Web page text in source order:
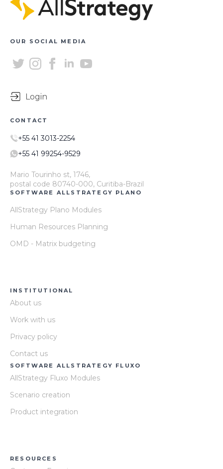
OUR SOCIAL MEDIA
Login
CONTACT
+55 41 3013-2254
+55 41 99254-9529
Mario Tourinho st, 1746,
postal code 80740-000, Curitiba-Brazil
SOFTWARE ALLSTRATEGY PLANO
AllStrategy Plano Modules
Human Resources Planning
OMD - Matrix budgeting
INSTITUTIONAL
About us
Work with us
Privacy policy
Contact us
SOFTWARE ALLSTRATEGY FLUXO
AllStrategy Fluxo Modules
Scenario creation
Product integration
RESOURCES